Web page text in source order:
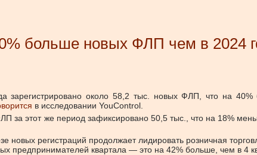
больше новых ФЛП чем в 2024
зарегистрировано около 58,2 тыс. новых ФЛП, что на
в исследовании YouControl.
за этот же период зафиксировано 50,5 тыс., что на 18%
новых регистраций продолжает лидировать розничная
предпринимателей квартала — это на 42% больше , чем в 4